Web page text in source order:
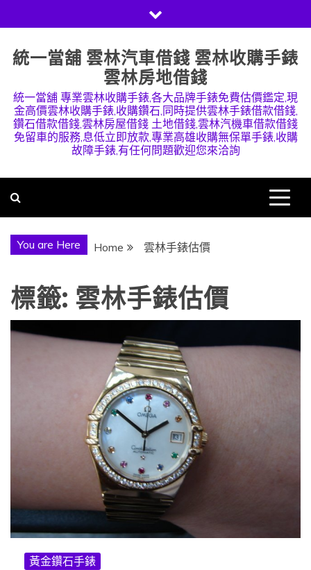
to
content
統一當舖 雲林汽車借錢 雲林收購手錶
雲林房地借錢
統一當舖 專業雲林收購手錶,各大品牌手錶免費估價鑑定,現
金高價雲林收購手錶,收購鑽石,同時提供雲林手錶借款借錢,
鑽石借款借錢,雲林房屋借錢 土地借錢,雲林汽機車借款借錢
免留車的服務,息低立即放款,專業高雄收購無保單手錶,收購
故障手錶,有任何問題歡迎您來洽詢
You are Here Home 雲林手錶估價
標籤: 雲林手錶估價
黃金鑽石手錶